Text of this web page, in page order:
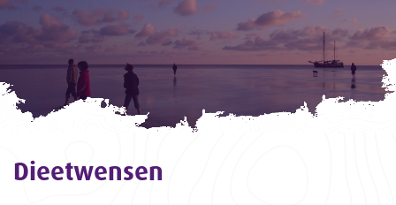
Dieetwensen